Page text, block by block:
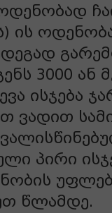
ის
3000 ან
ისჯება
ვადით
პირი
წლამდე.